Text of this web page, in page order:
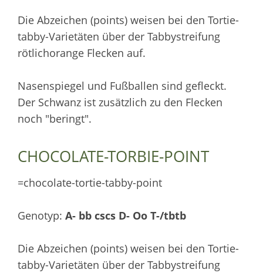
Die Abzeichen (points) weisen bei den Tortie-
tabby-Varietäten über der Tabbystreifung
rötlichorange Flecken auf.
Nasenspiegel und Fußballen sind gefleckt.
Der Schwanz ist zusätzlich zu den Flecken
noch "beringt".
CHOCOLATE-TORBIE-POINT
=chocolate-tortie-tabby-point
Genotyp: A- bb cscs D- Oo T-/tbtb
Die Abzeichen (points) weisen bei den Tortie-
tabby-Varietäten über der Tabbystreifung